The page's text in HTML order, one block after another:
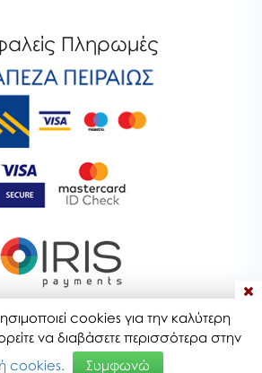
Πληρωμές
© 2020-2026
ενημέρωση : 08-08-2026 20:28
cookies για την καλύτερη
να διαβάσετε περισσότερα στην
cookies.
Συμφωνώ